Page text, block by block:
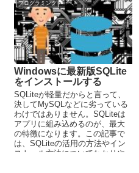
解説しています。
プログラミング
Windowsに最新版SQLite
をインストールする
SQLiteが軽量だからと言って、
決してMySQLなどに劣っている
わけではありません。SQLiteは
アプリに組み込めるのが、最大
の特徴になります。この記事で
は、SQLiteの活用の方法やイン
ストール方法についてわかりや